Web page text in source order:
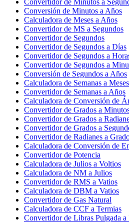
Conversión de Minutos a Años
Calculadora de Meses a Años
Convertidor de MS a Segundos
Convertidor de Segundos
Convertidor de Segundos a Días
Convertidor de Segundos a
Convertidor de Segundos a
Conversión de Segundos a Años
Calculadora de Semanas a Meses
Convertidor de Semanas a Años
Calculadora de Conversión de
Convertidor de Grados a
Convertidor de Grados a
Convertidor de Grados a
Convertidor de Radianes a
Calculadora de Conversión de
Convertidor de Potencia
Calculadora de Julios a Voltios
Calculadora de NM a Julios
Convertidor de RMS a Vatios
Calculadora de DBM a Vatios
Convertidor de Gas Natural
Calculadora de CCF a Termias
Convertidor de Libras Pulgada